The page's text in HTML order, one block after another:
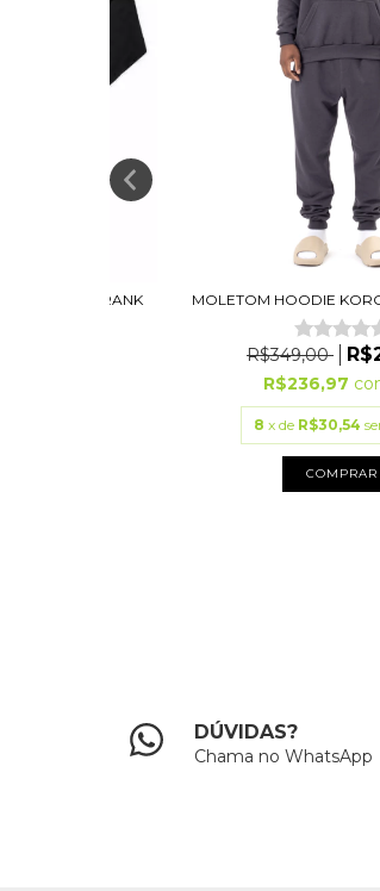
2Y24 FRANK
MOLETOM HOODIE
R$349,00
R$236,97
8 x de R$30,54
COMPRAR
DÚVIDAS?
Chama no WhatsApp